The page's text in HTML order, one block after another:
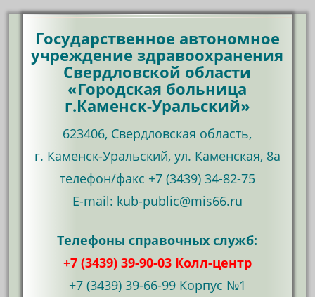
Государственное автономное
учреждение здравоохранения
Свердловской области
«Городская больница
г.Каменск-Уральский»
623406, Свердловская область,
г. Каменск-Уральский, ул. Каменская, 8а
телефон/факс +7 (3439) 34-82-75
Е-mail: kub-public@mis66.ru
Телефоны справочных служб:
+7 (3439) 39-90-03 Колл-центр
+7 (3439) 39-66-99 Корпус №1